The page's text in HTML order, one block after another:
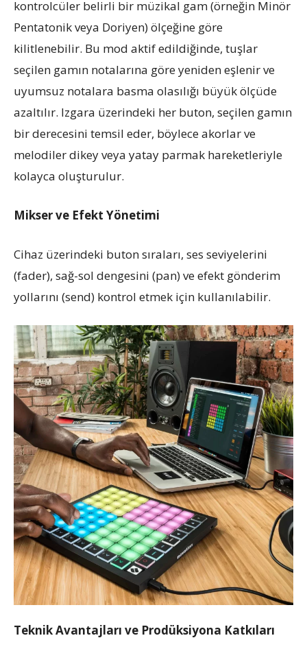
kontrolcüler belirli bir müzikal gam (örneğin Minör
Pentatonik veya Doriyen) ölçeğine göre
kilitlenebilir. Bu mod aktif edildiğinde, tuşlar
seçilen gamın notalarına göre yeniden eşlenir ve
uyumsuz notalara basma olasılığı büyük ölçüde
azaltılır. Izgara üzerindeki her buton, seçilen gamın
bir derecesini temsil eder, böylece akorlar ve
melodiler dikey veya yatay parmak hareketleriyle
kolayca oluşturulur.
Mikser ve Efekt Yönetimi
Cihaz üzerindeki buton sıraları, ses seviyelerini
(fader), sağ-sol dengesini (pan) ve efekt gönderim
yollarını (send) kontrol etmek için kullanılabilir.
Teknik Avantajları ve Prodüksiyona Katkıları